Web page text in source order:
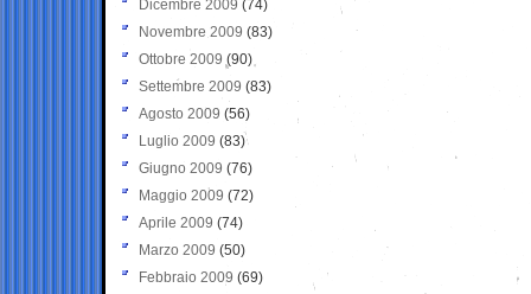
Dicembre 2009 (74)
Novembre 2009 (83)
Ottobre 2009 (90)
Settembre 2009 (83)
Agosto 2009 (56)
Luglio 2009 (83)
Giugno 2009 (76)
Maggio 2009 (72)
Aprile 2009 (74)
Marzo 2009 (50)
Febbraio 2009 (69)